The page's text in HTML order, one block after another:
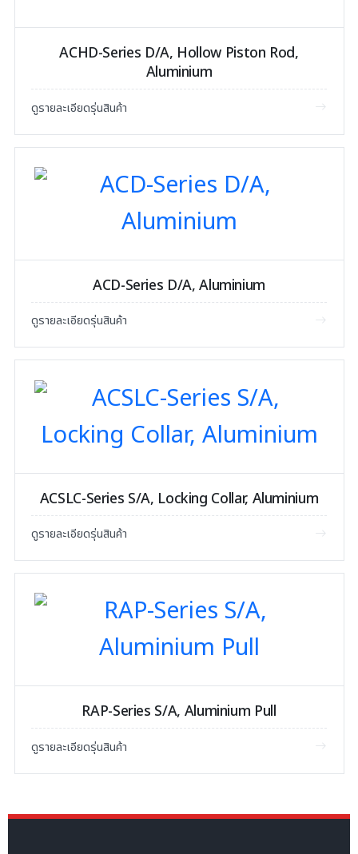
ACHD-Series D/A, Hollow Piston Rod,
Aluminium
ดูรายละเอียดรุ่นสินค้า
ACD-Series D/A, Aluminium
ดูรายละเอียดรุ่นสินค้า
ACSLC-Series S/A, Locking Collar, Aluminium
ดูรายละเอียดรุ่นสินค้า
RAP-Series S/A, Aluminium Pull
ดูรายละเอียดรุ่นสินค้า